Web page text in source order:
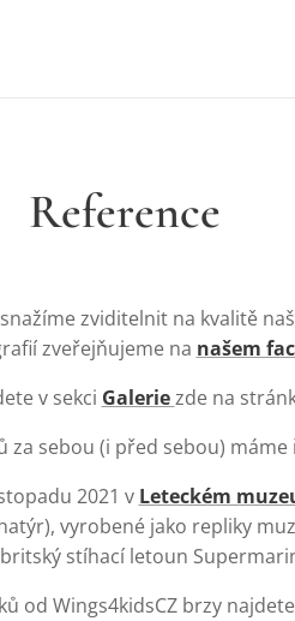
Reference
zviditelnit na kvalitě
zveřejňujeme na našem
v sekci Galeriezde na
za sebou (i před sebou)
2021 v Leteckém
vyrobené jako repliky
britský stíhací letoun
od Wings4kidsCZ brzy